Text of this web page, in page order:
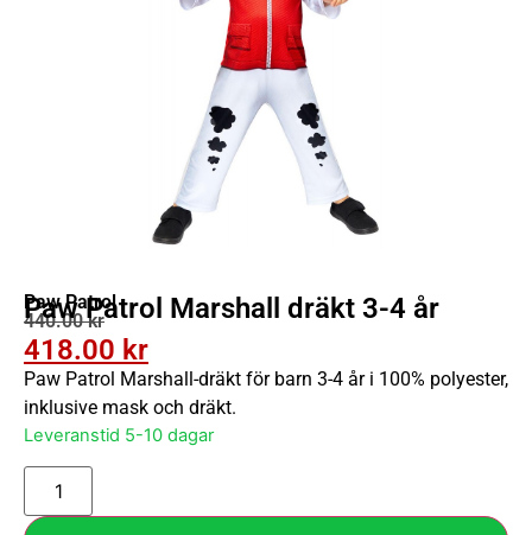
Paw Patrol
Paw Patrol Marshall dräkt 3-4 år
440.00kr
418.00 kr
Paw Patrol Marshall-dräkt för barn 3-4 år i 100% polyester,
inklusive mask och dräkt.
Leveranstid 5-10 dagar